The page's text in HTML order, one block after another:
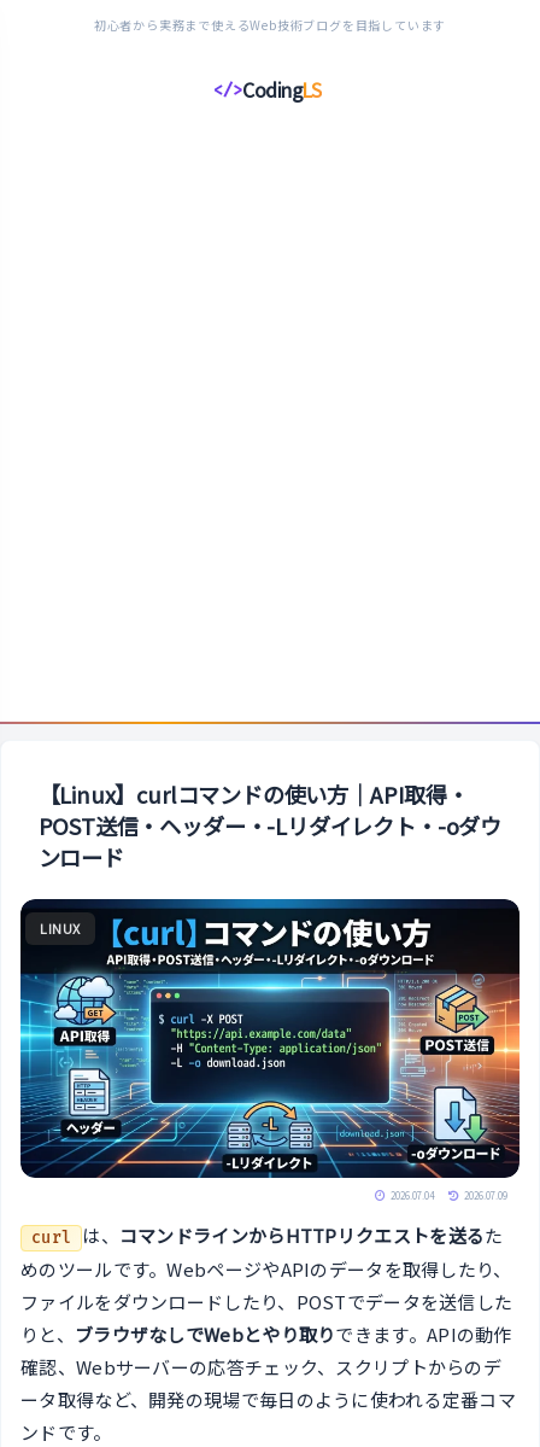
初心者から実務まで使えるWeb技術ブログを目指しています
</>CodingLS
コ
【Linux】curlコマンドの使い方｜API取得・
POST送信・ヘッダー・-Lリダイレクト・-oダウ
ンロード
LINUX
2026.07.04 2026.07.09
curl は、 コマンドラインからHTTPリクエストを送るた
めのツールです。WebページやAPIのデータを取得したり、
ファイルをダウンロードしたり、POSTでデータを送信した
りと、 ブラウザなしでWebとやり取りできます。APIの動作
確認、Webサーバーの応答チェック、スクリプトからのデ
ータ取得など、開発の現場で毎日のように使われる定番コマ
ンドです。